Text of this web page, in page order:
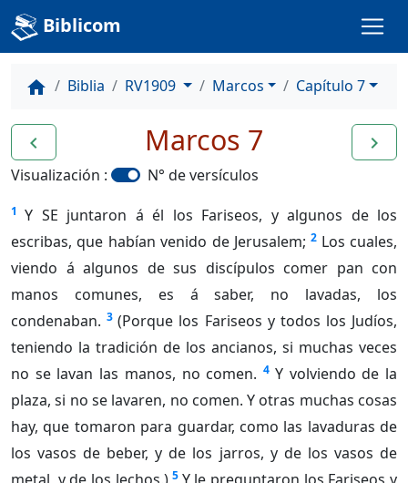
Biblicom
home Biblia RV1909 Marcos Capítulo 7
navigate_before navigate_next
Marcos 7
Visualización : N° de versículos
1
Y SE juntaron á él los Fariseos, y algunos de los
escribas, que habían venido de Jerusalem; 2 Los cuales,
viendo á algunos de sus discípulos comer pan con
manos comunes, es á saber, no lavadas, los
condenaban. 3 (Porque los Fariseos y todos los Judíos,
teniendo la tradición de los ancianos, si muchas veces
no se lavan las manos, no comen. 4 Y volviendo de la
plaza, si no se lavaren, no comen. Y otras muchas cosas
hay, que tomaron para guardar, como las lavaduras de
los vasos de beber, y de los jarros, y de los vasos de
5